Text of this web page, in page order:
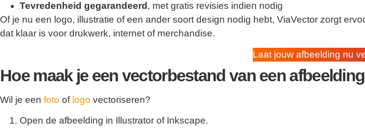
Tevredenheid gegarandeerd , met gratis revisies indien nodig
Of je nu een logo, illustratie of een ander soort design nodig hebt, ViaVector zorgt
dat klaar is voor drukwerk, internet of merchandise.
Laat jouw afbeelding nu
Hoe maak je een vectorbestand van een
Wil je een foto of logo vectoriseren?
Open de afbeelding in Illustrator of Inkscape.